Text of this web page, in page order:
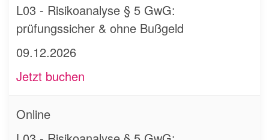
L03 - Risikoanalyse § 5 GwG:
prüfungssicher & ohne Bußgeld
09.12.2026
Jetzt buchen
Online